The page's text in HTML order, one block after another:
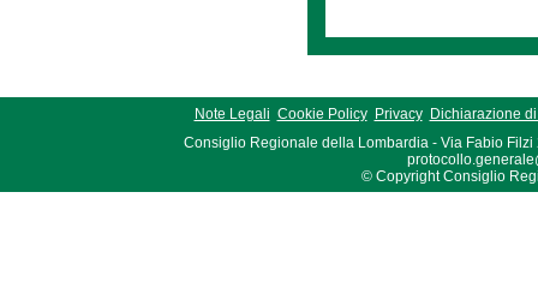
Note Legali Cookie Policy Privacy
Dichiarazione
Consiglio Regionale della Lombardia - Via Fabio Filzi
© Copyright Consiglio